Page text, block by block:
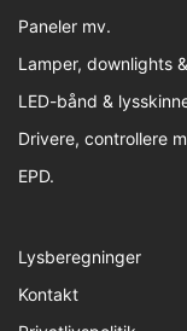
Paneler mv.
Lamper, downlights
LED-bånd &
Drivere, controllere
EPD.
Lysberegninger
Kontakt